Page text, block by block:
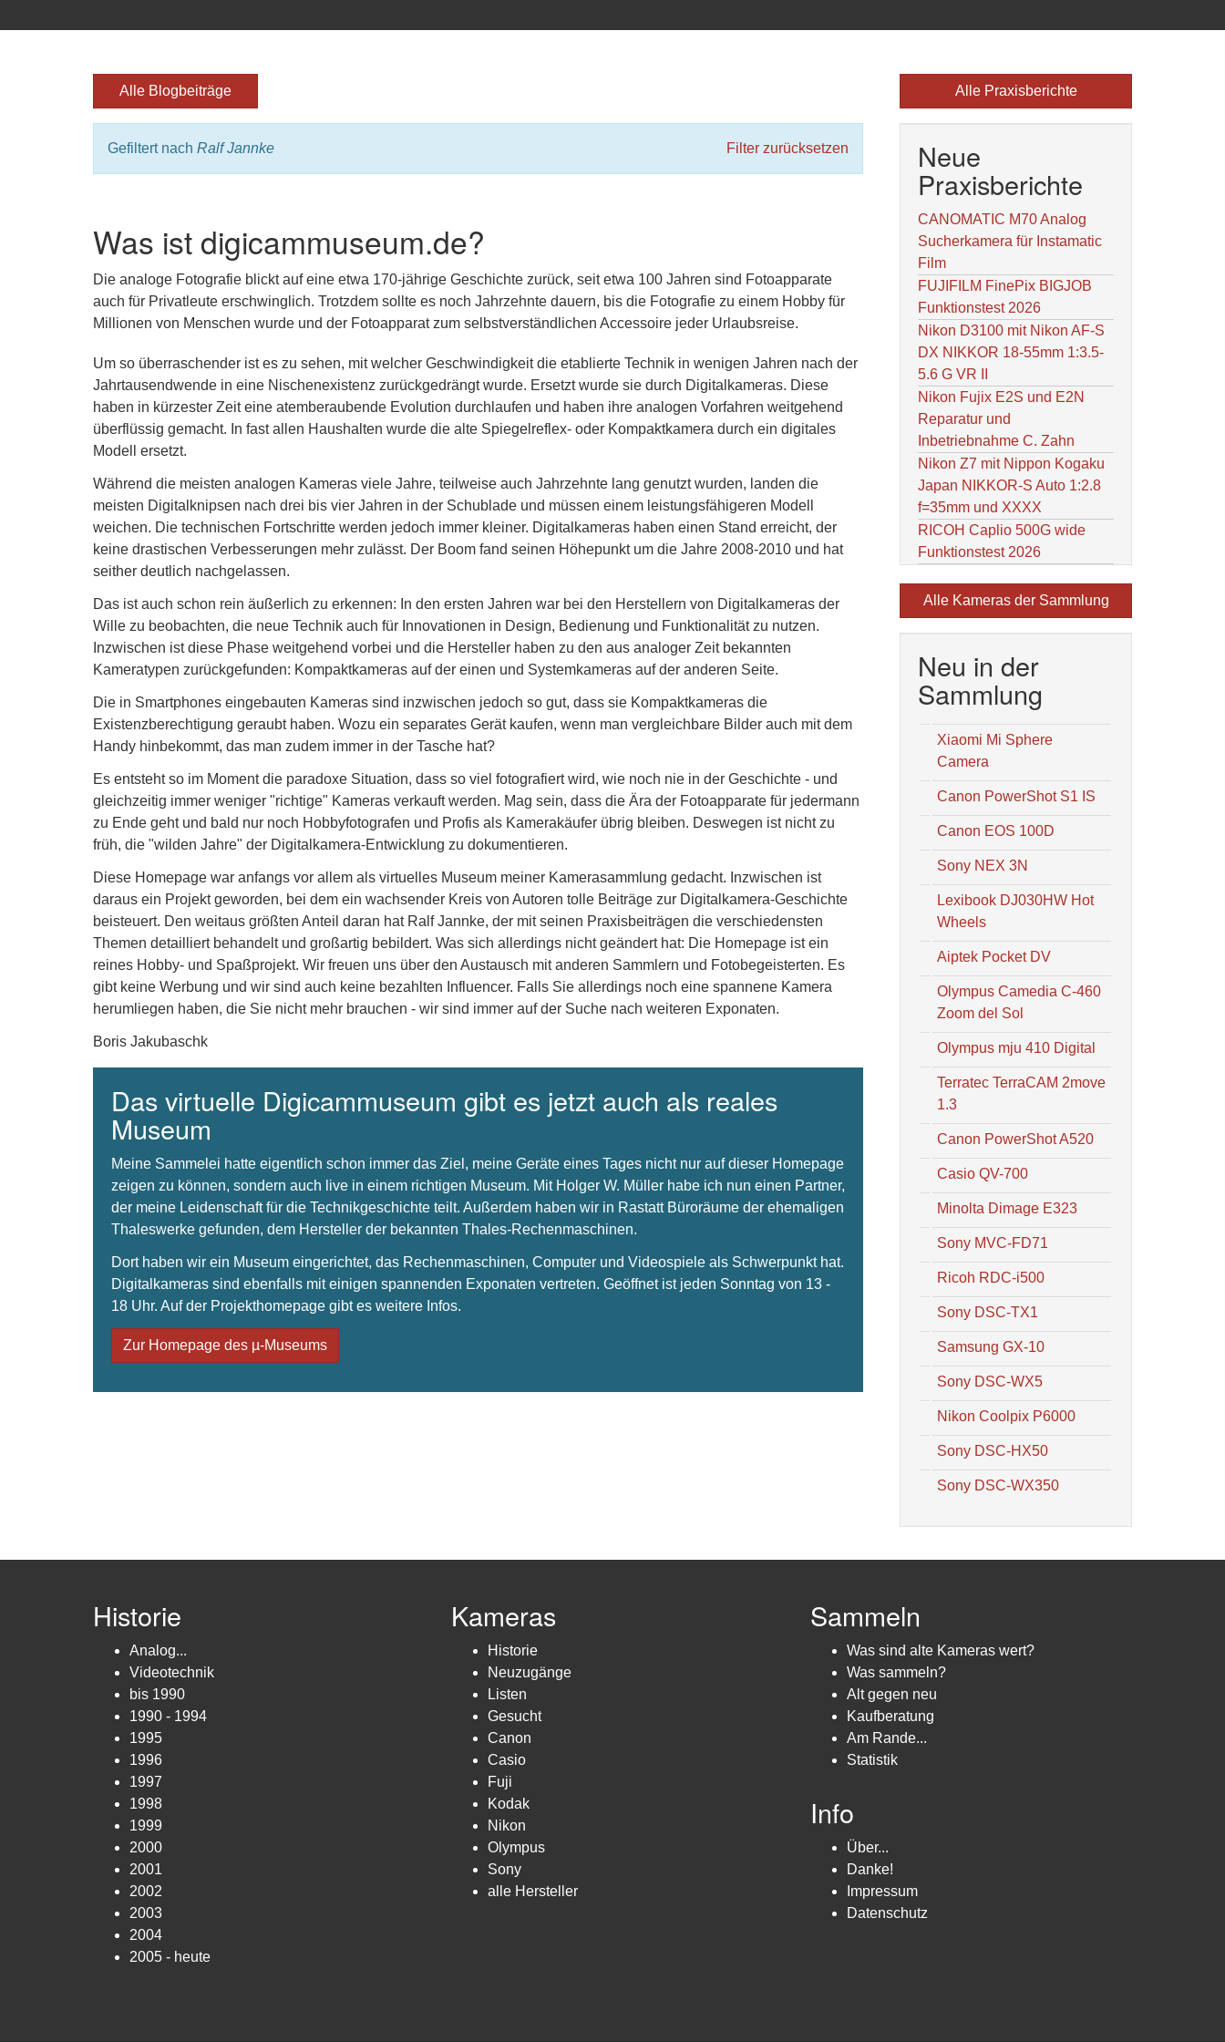
Alle Blogbeiträge
Gefiltert nach Ralf Jannke Filter zurücksetzen
Was ist digicammuseum.de?
Die analoge Fotografie blickt auf eine etwa 170-jährige Geschichte zurück, seit etwa 100 Jahren sind Fotoapparate
auch für Privatleute erschwinglich. Trotzdem sollte es noch Jahrzehnte dauern, bis die Fotografie zu einem Hobby für
Millionen von Menschen wurde und der Fotoapparat zum selbstverständlichen Accessoire jeder Urlaubsreise.
Um so überraschender ist es zu sehen, mit welcher Geschwindigkeit die etablierte Technik in wenigen Jahren nach der
Jahrtausendwende in eine Nischenexistenz zurückgedrängt wurde. Ersetzt wurde sie durch Digitalkameras. Diese
haben in kürzester Zeit eine atemberaubende Evolution durchlaufen und haben ihre analogen Vorfahren weitgehend
überflüssig gemacht. In fast allen Haushalten wurde die alte Spiegelreflex- oder Kompaktkamera durch ein digitales
Modell ersetzt.
Während die meisten analogen Kameras viele Jahre, teilweise auch Jahrzehnte lang genutzt wurden, landen die
meisten Digitalknipsen nach drei bis vier Jahren in der Schublade und müssen einem leistungsfähigeren Modell
weichen. Die technischen Fortschritte werden jedoch immer kleiner. Digitalkameras haben einen Stand erreicht, der
keine drastischen Verbesserungen mehr zulässt. Der Boom fand seinen Höhepunkt um die Jahre 2008-2010 und hat
seither deutlich nachgelassen.
Das ist auch schon rein äußerlich zu erkennen: In den ersten Jahren war bei den Herstellern von Digitalkameras der
Wille zu beobachten, die neue Technik auch für Innovationen in Design, Bedienung und Funktionalität zu nutzen.
Inzwischen ist diese Phase weitgehend vorbei und die Hersteller haben zu den aus analoger Zeit bekannten
Kameratypen zurückgefunden: Kompaktkameras auf der einen und Systemkameras auf der anderen Seite.
Die in Smartphones eingebauten Kameras sind inzwischen jedoch so gut, dass sie Kompaktkameras die
Existenzberechtigung geraubt haben. Wozu ein separates Gerät kaufen, wenn man vergleichbare Bilder auch mit dem
Handy hinbekommt, das man zudem immer in der Tasche hat?
Es entsteht so im Moment die paradoxe Situation, dass so viel fotografiert wird, wie noch nie in der Geschichte - und
gleichzeitig immer weniger "richtige" Kameras verkauft werden. Mag sein, dass die Ära der Fotoapparate für jedermann
zu Ende geht und bald nur noch Hobbyfotografen und Profis als Kamerakäufer übrig bleiben. Deswegen ist nicht zu
früh, die "wilden Jahre" der Digitalkamera-Entwicklung zu dokumentieren.
Diese Homepage war anfangs vor allem als virtuelles Museum meiner Kamerasammlung gedacht. Inzwischen ist
daraus ein Projekt geworden, bei dem ein wachsender Kreis von Autoren tolle Beiträge zur Digitalkamera-Geschichte
beisteuert. Den weitaus größten Anteil daran hat Ralf Jannke, der mit seinen Praxisbeiträgen die verschiedensten
Themen detailliert behandelt und großartig bebildert. Was sich allerdings nicht geändert hat: Die Homepage ist ein
reines Hobby- und Spaßprojekt. Wir freuen uns über den Austausch mit anderen Sammlern und Fotobegeisterten. Es
gibt keine Werbung und wir sind auch keine bezahlten Influencer. Falls Sie allerdings noch eine spannene Kamera
herumliegen haben, die Sie nicht mehr brauchen - wir sind immer auf der Suche nach weiteren Exponaten.
Boris Jakubaschk
Das virtuelle Digicammuseum gibt es jetzt auch als reales
Museum
Meine Sammelei hatte eigentlich schon immer das Ziel, meine Geräte eines Tages nicht nur auf dieser Homepage
zeigen zu können, sondern auch live in einem richtigen Museum. Mit Holger W. Müller habe ich nun einen Partner,
der meine Leidenschaft für die Technikgeschichte teilt. Außerdem haben wir in Rastatt Büroräume der ehemaligen
Thaleswerke gefunden, dem Hersteller der bekannten Thales-Rechenmaschinen.
Dort haben wir ein Museum eingerichtet, das Rechenmaschinen, Computer und Videospiele als Schwerpunkt hat.
Digitalkameras sind ebenfalls mit einigen spannenden Exponaten vertreten. Geöffnet ist jeden Sonntag von 13 -
18 Uhr. Auf der Projekthomepage gibt es weitere Infos.
Zur Homepage des µ-Museums
Alle Praxisberichte
Neue
Praxisberichte
CANOMATIC M70 Analog
Sucherkamera für Instamatic
Film
FUJIFILM FinePix BIGJOB
Funktionstest 2026
Nikon D3100 mit Nikon AF-S
DX NIKKOR 18-55mm 1:3.5-
5.6 G VR II
Nikon Fujix E2S und E2N
Reparatur und
Inbetriebnahme C. Zahn
Nikon Z7 mit Nippon Kogaku
Japan NIKKOR-S Auto 1:2.8
f=35mm und XXXX
RICOH Caplio 500G wide
Funktionstest 2026
Alle Kameras der Sammlung
Neu in der
Sammlung
Xiaomi Mi Sphere
Camera
Canon PowerShot S1 IS
Canon EOS 100D
Sony NEX 3N
Lexibook DJ030HW Hot
Wheels
Aiptek Pocket DV
Olympus Camedia C-460
Zoom del Sol
Olympus mju 410 Digital
Terratec TerraCAM 2move
1.3
Canon PowerShot A520
Casio QV-700
Minolta Dimage E323
Sony MVC-FD71
Ricoh RDC-i500
Sony DSC-TX1
Samsung GX-10
Sony DSC-WX5
Nikon Coolpix P6000
Sony DSC-HX50
Sony DSC-WX350
Historie
Analog...
Videotechnik
bis 1990
1990 - 1994
1995
1996
1997
1998
1999
2000
2001
2002
2003
2004
2005 - heute
Kameras
Historie
Neuzugänge
Listen
Gesucht
Canon
Casio
Fuji
Kodak
Nikon
Olympus
Sony
alle Hersteller
Sammeln
Was sind alte Kameras wert?
Was sammeln?
Alt gegen neu
Kaufberatung
Am Rande...
Statistik
Info
Über...
Danke!
Impressum
Datenschutz